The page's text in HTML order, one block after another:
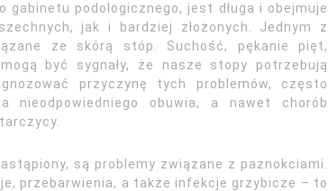
gabinetu podologicznego, jest długa i obejmuje
jak i bardziej złożonych. Jednym z
ze skórą stóp. Suchość, pękanie pięt,
być sygnały, że nasze stopy potrzebują
przyczynę tych problemów, często
nieodpowiedniego obuwia, a nawet chorób
są problemy związane z paznokciami.
przebarwienia, a także infekcje grzybicze – to